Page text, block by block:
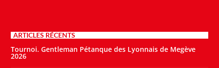
ARTICLES RÉCENTS
Tournoi. Gentleman Pétanque des Lyonnais de Megève
2026